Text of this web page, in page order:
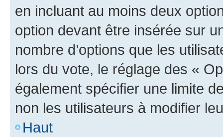
en incluant au moins deux
option devant être insérée sur
nombre d’options que les
lors du vote, le réglage des «
également spécifier une limite
non les utilisateurs à modifier
Haut